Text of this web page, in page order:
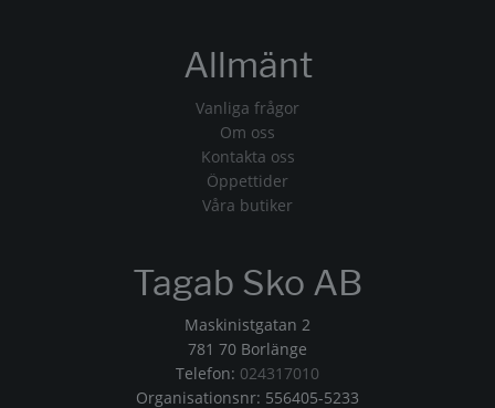
Allmänt
Vanliga frågor
Om oss
Kontakta oss
Öppettider
Våra butiker
Tagab Sko AB
Maskinistgatan 2
781 70 Borlänge
Telefon: 024317010
Organisationsnr: 556405-5233